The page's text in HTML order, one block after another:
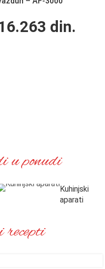
din.
u ponudi
Kuhinjski
aparati